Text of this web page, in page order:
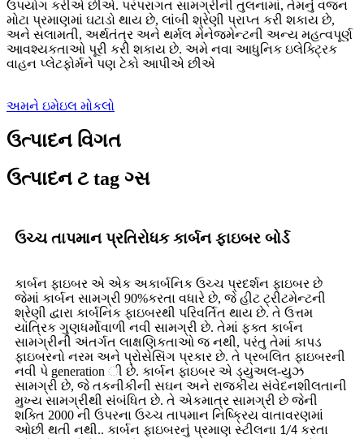
ઉપયોગ કરીએ છીએ. પરંપરાગત સામગ્રીની તુલનામાં, તેમનું વજન
મોટા પ્રમાણમાં ઘટાડો થાય છે, લાંબી શ્રેણી પ્રાપ્ત કરી શકાય છે,
અને સલામતી, અર્થતંત્ર અને થર્મલ મેનેજમેન્ટની અન્ય મહત્વપૂર્ણ
આવશ્યકતાઓ પૂરી કરી શકાય છે. અમે નવા આધુનિક ઇલેક્ટ્રિક
વાહન પ્લેટફોર્મને પણ ટેકો આપીએ છીએ
અમને ઇમેઇલ મોકલો
ઉત્પાદન વિગત
ઉત્પાદન ટ tag ગ્સ
ઉચ્ચ તાપમાન પ્રતિરોધક કાર્બન ફાઇબર બોર્ડ
કાર્બન ફાઇબર એ એક અકાર્બનિક ઉચ્ચ પ્રદર્શન ફાઇબર છે
જેમાં કાર્બન સામગ્રી 90%કરતા વધારે છે, જે હીટ ટ્રીટમેન્ટની
શ્રેણી દ્વારા કાર્બનિક ફાઇબરથી પરિવર્તિત થાય છે. તે ઉત્તમ
યાંત્રિક ગુણધર્મોવાળી નવી સામગ્રી છે. તેમાં ફક્ત કાર્બન
સામગ્રીની અંતર્ગત લાક્ષણિકતાઓ જ નથી, પરંતુ તેમાં કાપડ
ફાઇબરનો નરમ અને પ્રોસેસિંગ પ્રકાર છે. તે પ્રબલિત ફાઇબરની
નવી પે generation ી છે. કાર્બન ફાઇબર એ ડ્યુઅલ-યુઝ
સામગ્રી છે, જે તકનીકીની સઘન અને રાજકીય સંવેદનશીલતાની
મુખ્ય સામગ્રીથી સંબંધિત છે. તે એકમાત્ર સામગ્રી છે જેની
શક્તિ 2000 ની ઉપરના ઉચ્ચ તાપમાન નિષ્ક્રિય વાતાવરણમાં
ઓછી થતી નથી.. કાર્બન ફાઇબરનું પ્રમાણ સ્ટીલના 1/4 કરતા